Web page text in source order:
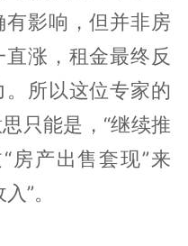
影响，但并非房
涨，租金最终反
所以这位专家的
只能是，“继续推
房产出售套现”来
”。